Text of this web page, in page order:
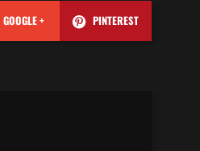
GOOGLE + PINTEREST